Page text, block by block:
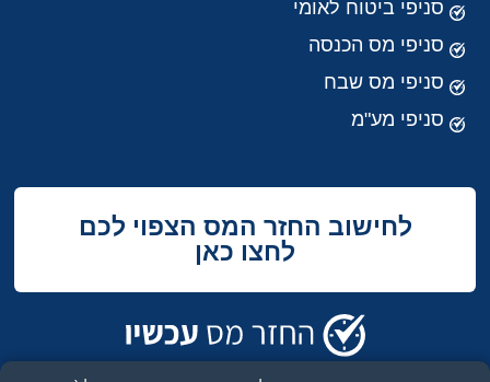
סניפי ביטוח לאומי
סניפי מס הכנסה
סניפי מס שבח
סניפי מע"מ
לחישוב החזר המס הצפוי לכם
לחצו כאן